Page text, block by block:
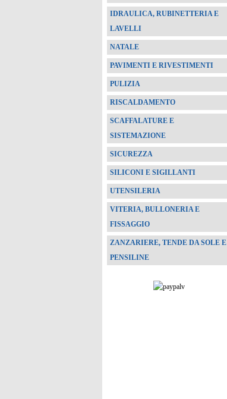
IDRAULICA, RUBINETTERIA E
LAVELLI
NATALE
PAVIMENTI E RIVESTIMENTI
PULIZIA
RISCALDAMENTO
SCAFFALATURE E
SISTEMAZIONE
SICUREZZA
SILICONI E SIGILLANTI
UTENSILERIA
VITERIA, BULLONERIA E
FISSAGGIO
ZANZARIERE, TENDE DA SOLE E
PENSILINE